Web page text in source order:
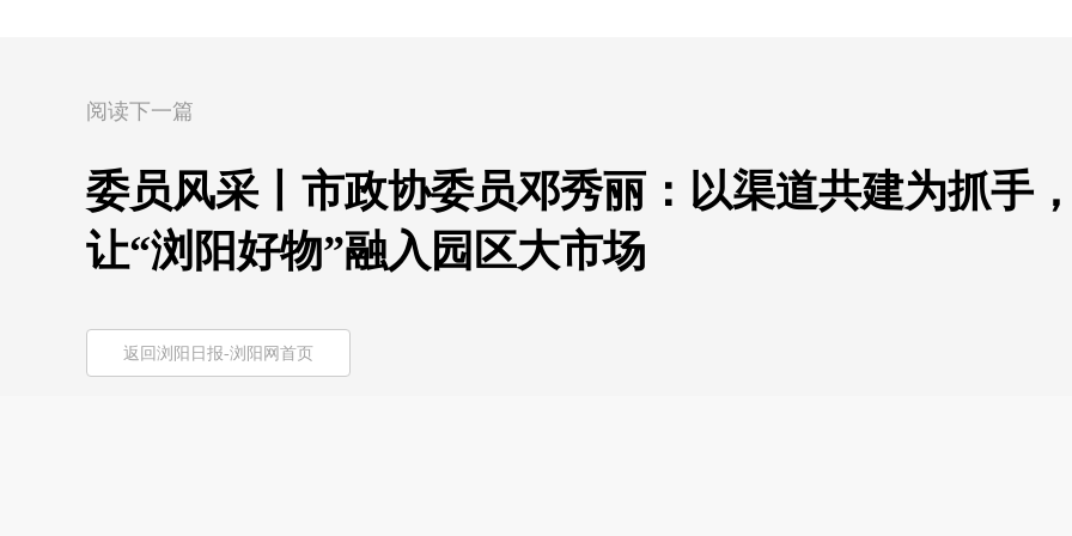
阅读下一篇
委员风采丨市政协委员邓秀丽：以渠道共建为抓手
让“浏阳好物”融入园区大市场
返回浏阳日报-浏阳网首页